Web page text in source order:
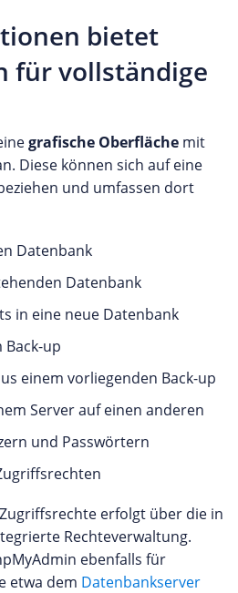
bietet
für vollständige
grafische Oberfläche mit
Diese können sich auf eine
und umfassen dort
Datenbank
Datenbank
in eine neue Datenbank
Back-up
einem vorliegenden Back-up
Server auf einen anderen
und Passwörtern
erfolgt über die in
Rechteverwaltung.
ebenfalls für
etwa dem Datenbankserver